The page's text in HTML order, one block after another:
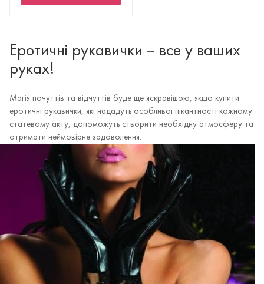
Еротичні рукавички – все у ваших
руках!
Магія почуттів та відчуттів буде ще яскравішою, якщо купити
еротичні рукавички, які нададуть особливої пікантності кожному
статевому акту, допоможуть створити необхідну атмосферу та
отримати неймовірне задоволення.